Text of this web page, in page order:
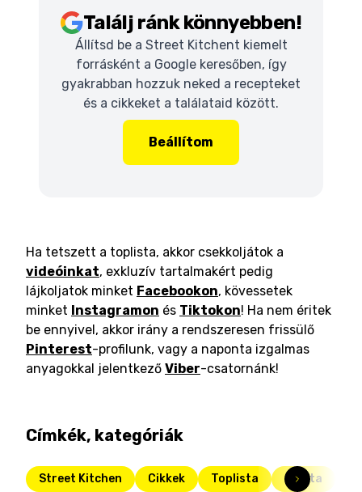
Találj ránk könnyebben!
Állítsd be a Street Kitchent kiemelt
forrásként a Google keresőben, így
gyakrabban hozzuk neked a recepteket
és a cikkeket a találataid között.
Beállítom
Ha tetszett a toplista, akkor csekkoljátok a
videóinkat, exkluzív tartalmakért pedig
lájkoljatok minket Facebookon, kövessetek
minket Instagramon és Tiktokon! Ha nem éritek
be ennyivel, akkor irány a rendszeresen frissülő
Pinterest-profilunk, vagy a naponta izgalmas
anyagokkal jelentkező Viber-csatornánk!
Címkék, kategóriák
Street Kitchen Cikkek Toplista tészta